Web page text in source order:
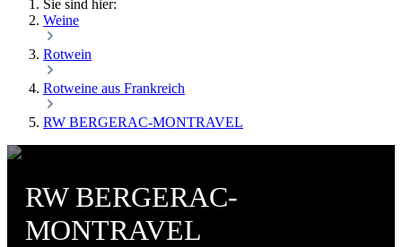
Sie sind hier:
Weine
Rotwein
Rotweine aus Frankreich
RW BERGERAC-MONTRAVEL
RW BERGERAC-
MONTRAVEL